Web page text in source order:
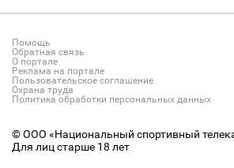
Помощь
Обратная связь
О портале
Реклама на портале
Пользовательское соглашение
Охрана труда
Политика обработки персональных данных
© ООО «Национальный спортивный
Для лиц старше 18 лет